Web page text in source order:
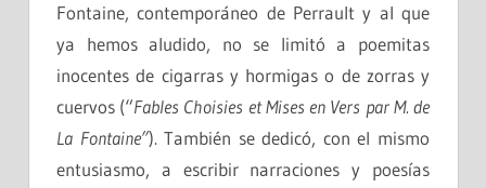
Fontaine, contemporáneo de Perrault y al que
ya hemos aludido, no se limitó a poemitas
inocentes de cigarras y hormigas o de zorras y
cuervos (“Fables Choisies et Mises en Vers par M. de
La Fontaine”). También se dedicó, con el mismo
entusiasmo, a escribir narraciones y poesías